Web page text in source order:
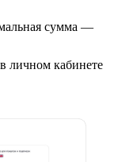
сумма —
личном кабинете